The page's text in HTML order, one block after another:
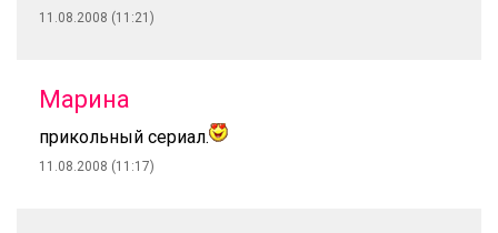
11.08.2008 (11:21)
Марина
прикольный сериал.
11.08.2008 (11:17)